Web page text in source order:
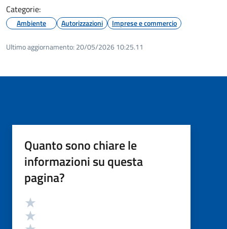
Categorie:
Ambiente Autorizzazioni Imprese e commercio
Ultimo aggiornamento: 20/05/2026 10:25.11
Quanto sono chiare le
informazioni su questa
pagina?
Valutazione